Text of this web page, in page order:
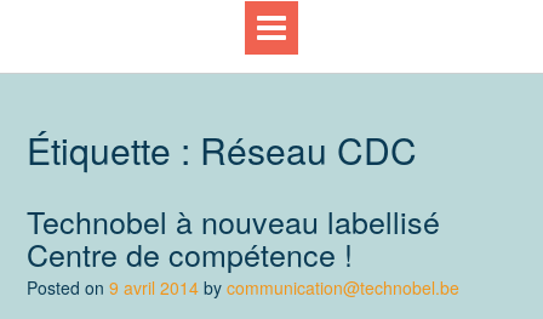
Étiquette : Réseau CDC
Technobel à nouveau labellisé
Centre de compétence !
Posted on 9 avril 2014 by communication@technobel.be